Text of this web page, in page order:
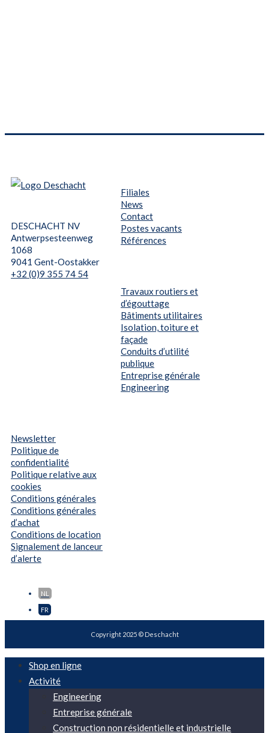
DESCHACHT NV
Antwerpsesteenweg
1068
9041 Gent-Oostakker
+32 (0)9 355 74 54
Filiales
News
Contact
Postes vacants
Références
Travaux routiers et
d’égouttage
Bâtiments utilitaires
Isolation, toiture et
façade
Conduits d’utilité
publique
Entreprise générale
Engineering
Newsletter
Politique de
confidentialité
Politique relative aux
cookies
Conditions générales
Conditions générales
d’achat
Conditions de location
Signalement de lanceur
d’alerte
NL
FR
Copyright 2025 © Deschacht
Shop en ligne
Activité
Engineering
Entreprise générale
Construction non résidentielle et industrielle